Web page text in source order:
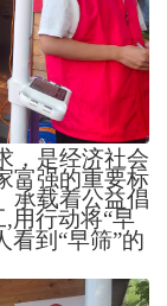
，是经济社会
富强的重要标
承载着公益倡
,用行动将“早
看到“早筛”的